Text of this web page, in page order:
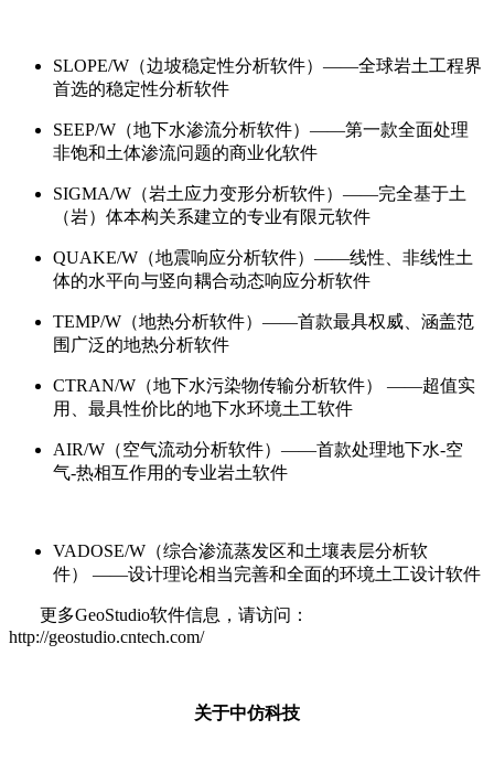
SLOPE/W（边坡稳定性分析软件）——全球岩土工程界
首选的稳定性分析软件
SEEP/W（地下水渗流分析软件）——第一款全面处理
非饱和土体渗流问题的商业化软件
SIGMA/W（岩土应力变形分析软件）——完全基于土
（岩）体本构关系建立的专业有限元软件
QUAKE/W（地震响应分析软件）——线性、非线性土
体的水平向与竖向耦合动态响应分析软件
TEMP/W（地热分析软件）——首款最具权威、涵盖范
围广泛的地热分析软件
CTRAN/W（地下水污染物传输分析软件） ——超值实
用、最具性价比的地下水环境土工软件
AIR/W（空气流动分析软件）——首款处理地下水-空
气-热相互作用的专业岩土软件
VADOSE/W（综合渗流蒸发区和土壤表层分析软
件） ——设计理论相当完善和全面的环境土工设计软件
更多GeoStudio软件信息，请访问：
http://geostudio.cntech.com/
关于中仿科技